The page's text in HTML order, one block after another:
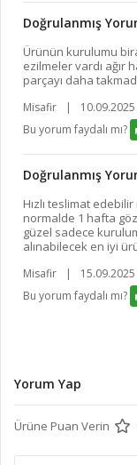
Doğrulanmış
Ürünün kurulumu
ezilmeler vardı ağır
parçayı daha
Misafir |
Bu yorum faydalı mı?
Doğrulanmış
Hızlı teslimat
normalde 1 hafta
güzel sadece
alınabilecek en iyi
Misafir |
Bu yorum faydalı mı?
Yorum Yap
Ürüne Puan Verin